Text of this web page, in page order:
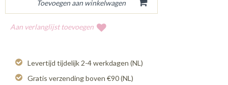
Aan verlanglijst toevoegen
Levertijd tijdelijk 2-4 werkdagen (NL)
Gratis verzending boven €90 (NL)